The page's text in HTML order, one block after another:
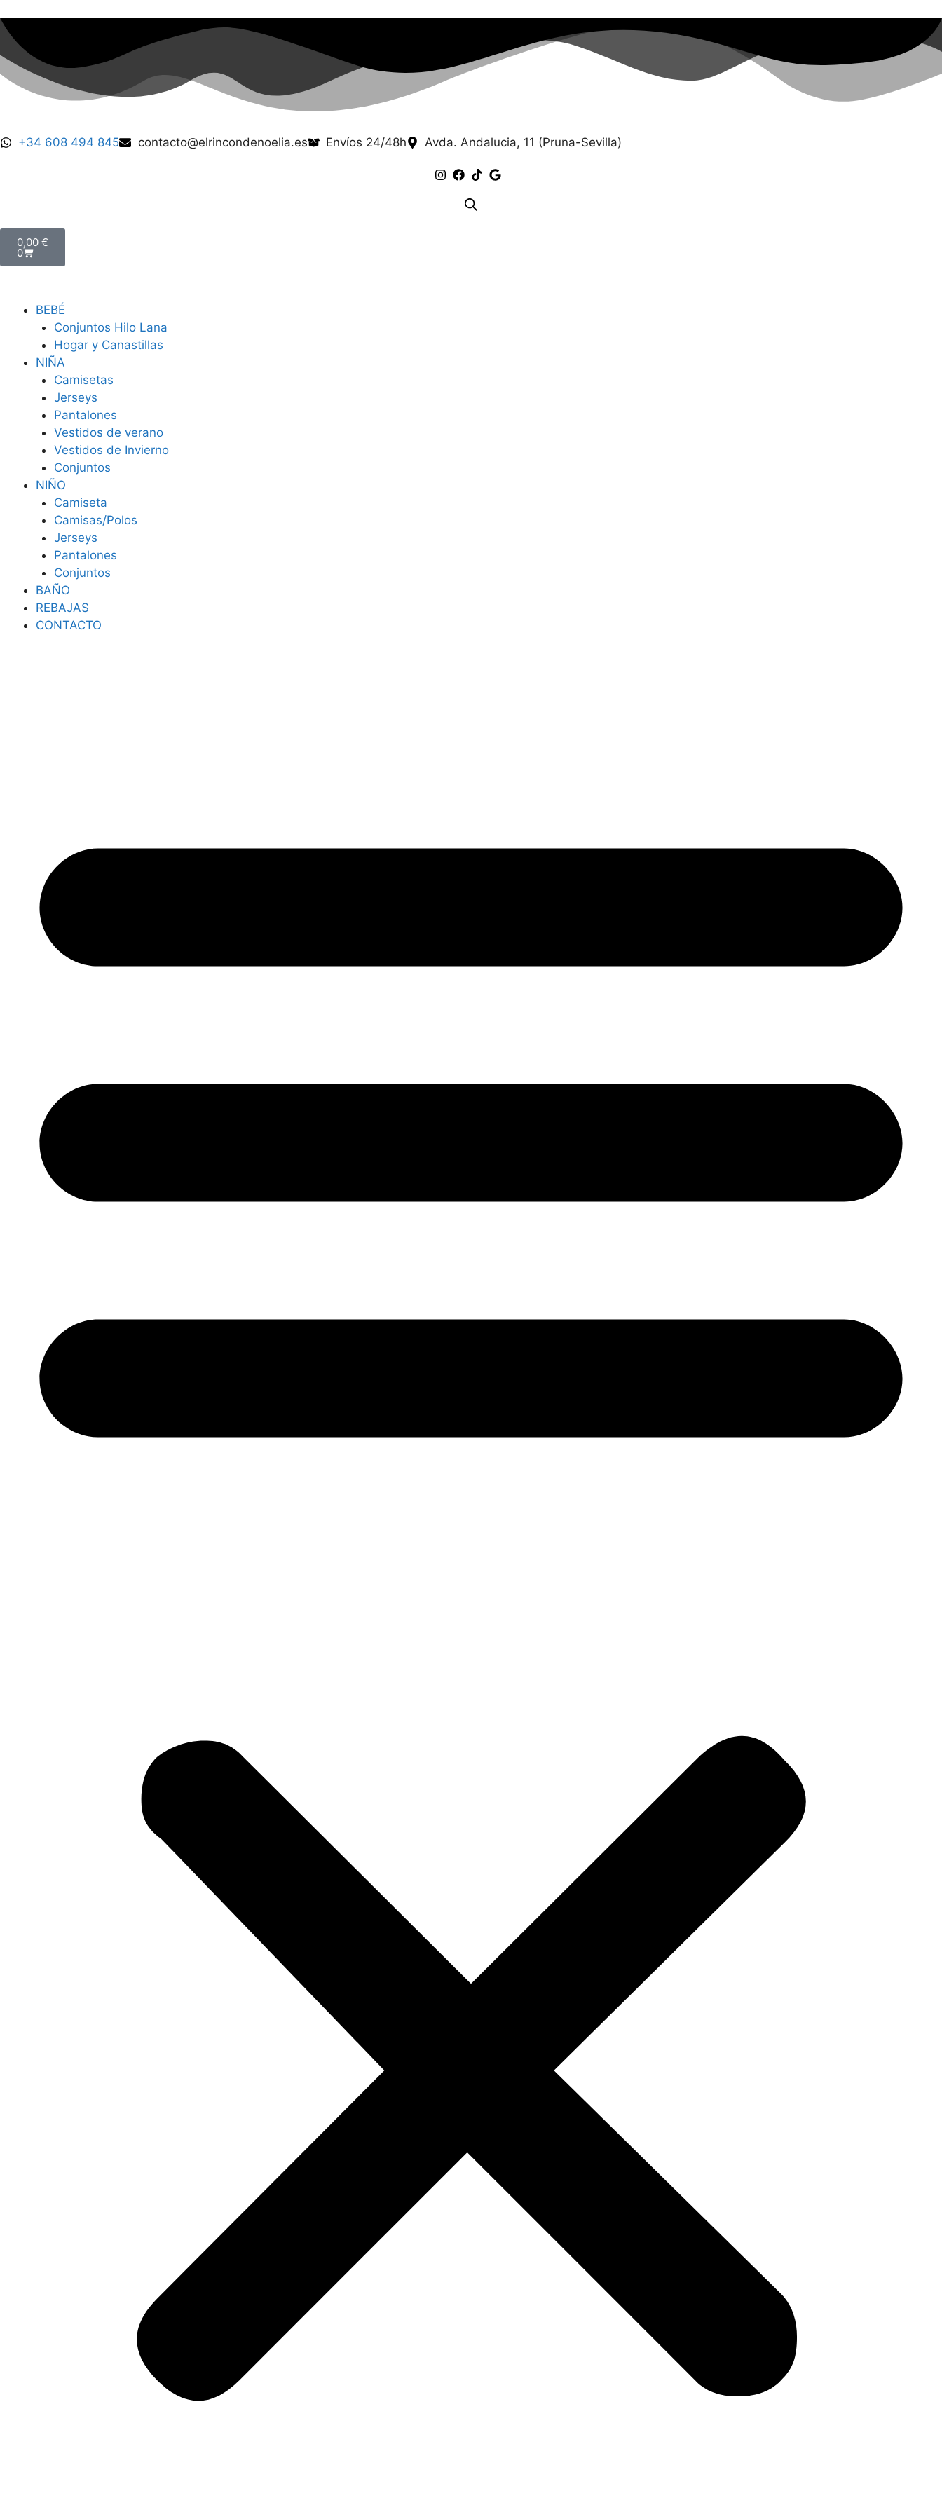
+34 608 494 845 contacto@elrincondenoelia.es Envíos 24/48h Avda. Andalucia, 11 (Pruna-Sevilla)
0,00 €
0
BEBÉ
Conjuntos Hilo Lana
Hogar y Canastillas
NIÑA
Camisetas
Jerseys
Pantalones
Vestidos de verano
Vestidos de Invierno
Conjuntos
NIÑO
Camiseta
Camisas/Polos
Jerseys
Pantalones
Conjuntos
BAÑO
REBAJAS
CONTACTO